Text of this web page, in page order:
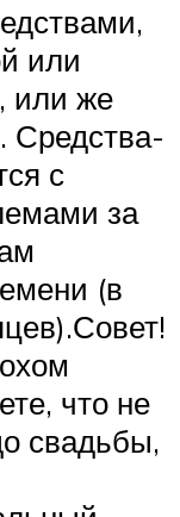
или
или же
Средства-
с
за
(в
что не
свадьбы,